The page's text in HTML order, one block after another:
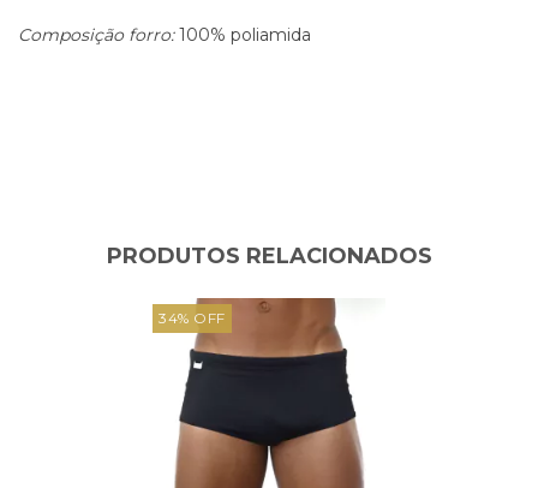
Composição forro:100% poliamida
PRODUTOS RELACIONADOS
34% OFF